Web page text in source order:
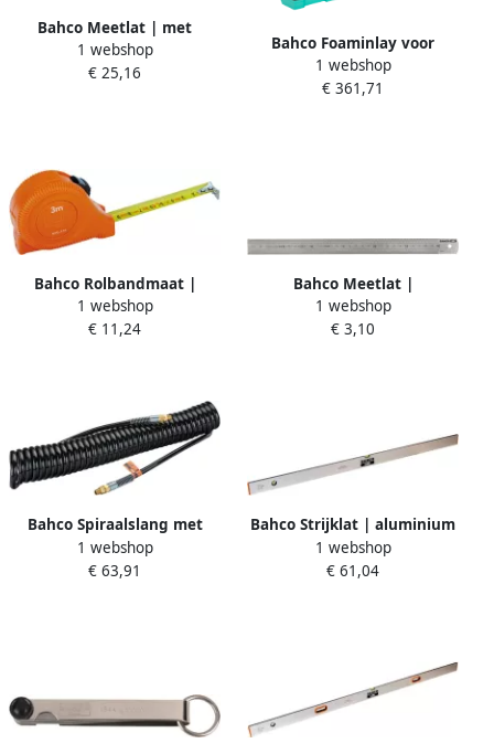
Bahco Meetlat | met
Dyneema koord |
roestvaststaal | metisch |
1 webshop
€ 25,16
Bahco Foaminlay voor
4750RCHDW01 met doppen
en toebehoren 1 4" & 1 2"
1 webshop
€ 361,71
Bahco Rolbandmaat |
kunststof casette | klasse II
| metrisch en inch-maten |
1 webshop
€ 11,24
Bahco Meetlat |
roestvaststaal | metisch |
1000 mm SR1000-MM
1 webshop
€ 3,10
Bahco Spiraalslang met
draadconnector 10 mm | 10
m BPH1010A
1 webshop
€ 63,91
Bahco Strijklat | aluminium
| recht | greeploos | 2000
mm 486-2000WH
1 webshop
€ 61,04